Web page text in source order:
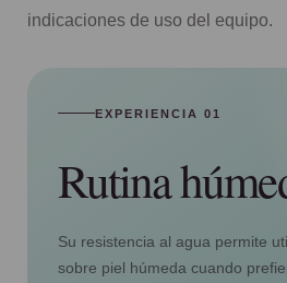
indicaciones de uso del equipo.
EXPERIENCIA 01
Rutina
Su resistencia al agua permite
sobre piel húmeda cuando